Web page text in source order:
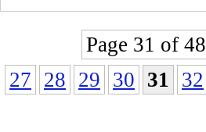
Page 31 of 48
27 28 29 30 31 32